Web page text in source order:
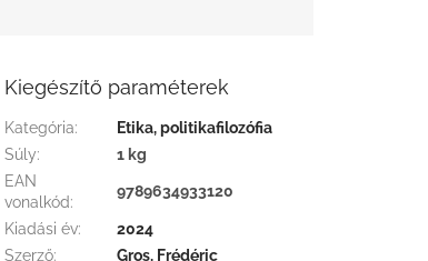
Kiegészítő paraméterek
Kategória:
Etika, politikafilozófia
Súly:
1 kg
EAN
vonalkód:
9789634933120
Kiadási év:
2024
Szerző:
Gros, Frédéric